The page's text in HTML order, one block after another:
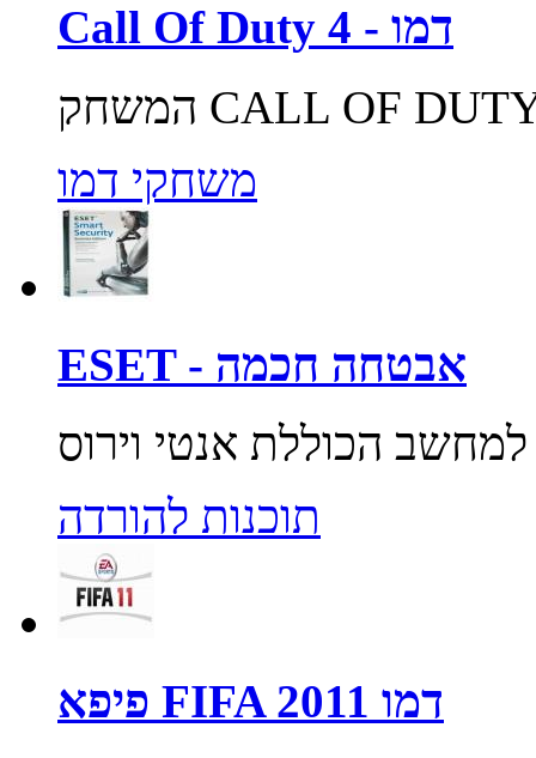
Call Of Duty 4 - דמו
משחקי דמו
ESET - אבטחה חכמה
תוכנות להורדה
פיפא FIFA 2011 דמו